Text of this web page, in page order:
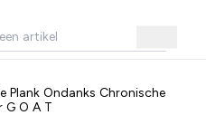
Plank Ondanks Chronische
G O A T